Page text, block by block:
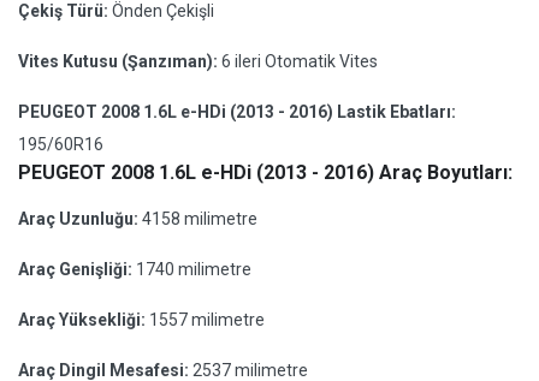
Çekiş Türü: Önden Çekişli
Vites Kutusu (Şanzıman): 6 ileri Otomatik Vites
PEUGEOT 2008 1.6L e-HDi (2013 - 2016) Lastik Ebatları:
195/60R16
PEUGEOT 2008 1.6L e-HDi (2013 - 2016) Araç Boyutları:
Araç Uzunluğu: 4158 milimetre
Araç Genişliği: 1740 milimetre
Araç Yüksekliği: 1557 milimetre
Araç Dingil Mesafesi: 2537 milimetre